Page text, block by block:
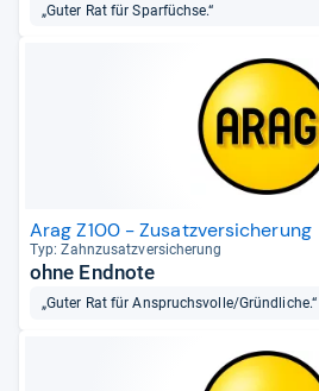
„Guter Rat für Sparfüchse.“
Arag Z100 - Zusatzversicherung
Typ: Zahn­zu­satz­ver­si­che­rung
ohne Endnote
„Guter Rat für Anspruchsvolle/Gründliche.“